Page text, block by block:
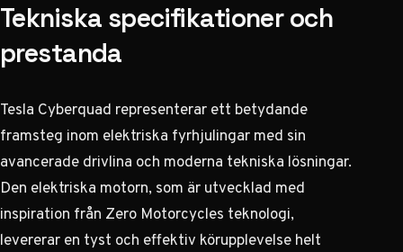
Tekniska specifikationer och
prestanda
Tesla Cyberquad representerar ett betydande
framsteg inom elektriska fyrhjulingar med sin
avancerade drivlina och moderna tekniska lösningar.
Den elektriska motorn, som är utvecklad med
inspiration från Zero Motorcycles teknologi,
levererar en tyst och effektiv körupplevelse helt